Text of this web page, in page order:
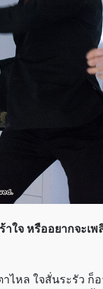
ใจ หรืออยากจะเ
หล ใจสั่นระรัว ก็อ